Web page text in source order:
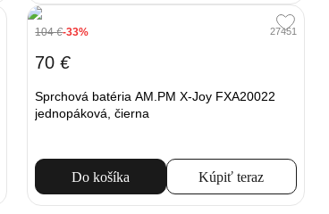
104€-33% 27451
70€
Sprchová batéria AM.PM X-Joy FXA20022
jednopáková, čierna
Do košíka Kúpiť teraz